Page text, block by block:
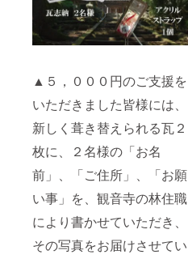
▲５，０００円のご支援を
いただきました皆様には、
新しく葺き替えられる瓦２
枚に、２名様の「お名
前」、「ご住所」、「お願
い事」を、観音寺の林住職
により書かせていただき、
その写真をお届けさせてい